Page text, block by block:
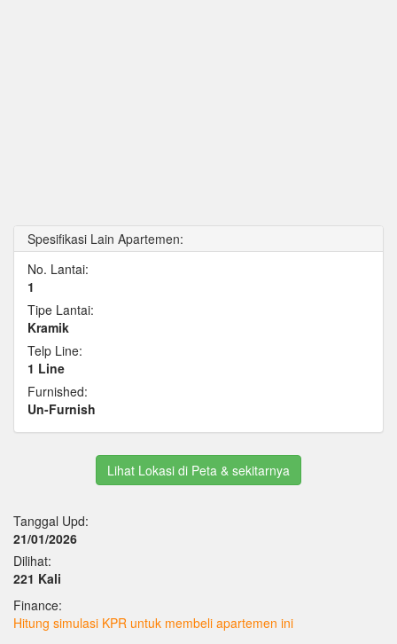
Spesifikasi Lain Apartemen:
No. Lantai:
1
Tipe Lantai:
Kramik
Telp Line:
1 Line
Furnished:
Un-Furnish
Lihat Lokasi di Peta & sekitarnya
Tanggal Upd:
21/01/2026
Dilihat:
221 Kali
Finance:
Hitung simulasi KPR untuk membeli apartemen ini